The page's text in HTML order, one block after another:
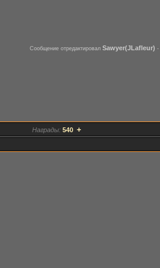
Сообщение отредактировал Sawyer(JLafleur) -
Награды: 540 +